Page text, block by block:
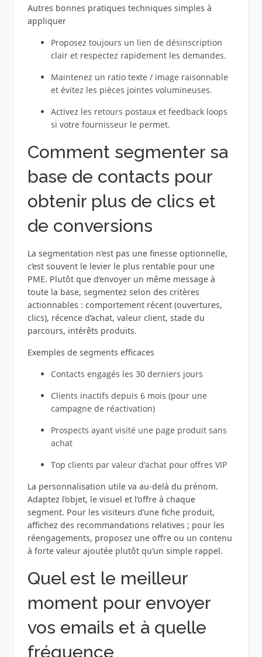
Autres bonnes pratiques techniques simples à
appliquer
Proposez toujours un lien de désinscription
clair et respectez rapidement les demandes.
Maintenez un ratio texte / image raisonnable
et évitez les pièces jointes volumineuses.
Activez les retours postaux et feedback loops
si votre fournisseur le permet.
Comment segmenter sa
base de contacts pour
obtenir plus de clics et
de conversions
La segmentation n’est pas une finesse optionnelle,
c’est souvent le levier le plus rentable pour une
PME. Plutôt que d’envoyer un même message à
toute la base, segmentez selon des critères
actionnables : comportement récent (ouvertures,
clics), récence d’achat, valeur client, stade du
parcours, intérêts produits.
Exemples de segments efficaces
Contacts engagés les 30 derniers jours
Clients inactifs depuis 6 mois (pour une
campagne de réactivation)
Prospects ayant visité une page produit sans
achat
Top clients par valeur d’achat pour offres VIP
La personnalisation utile va au-delà du prénom.
Adaptez l’objet, le visuel et l’offre à chaque
segment. Pour les visiteurs d’une fiche produit,
affichez des recommandations relatives ; pour les
réengagements, proposez une offre ou un contenu
à forte valeur ajoutée plutôt qu’un simple rappel.
Quel est le meilleur
moment pour envoyer
vos emails et à quelle
fréquence